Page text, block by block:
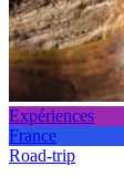
Expériences
France
Road-trip